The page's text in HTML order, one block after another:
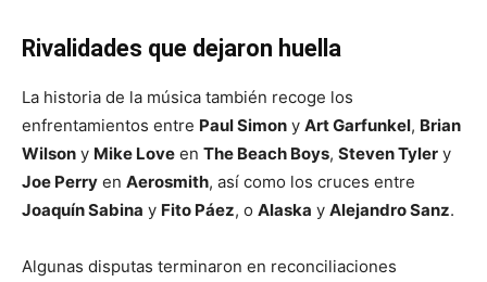
Rivalidades que dejaron huella
La historia de la música también recoge los
enfrentamientos entre Paul Simon y Art Garfunkel, Brian
Wilson y Mike Love en The Beach Boys, Steven Tyler y
Joe Perry en Aerosmith, así como los cruces entre
Joaquín Sabina y Fito Páez, o Alaska y Alejandro Sanz.
Algunas disputas terminaron en reconciliaciones